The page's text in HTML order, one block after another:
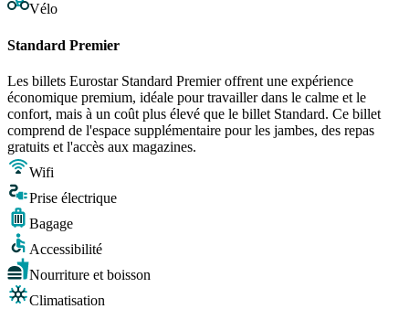
Vélo
Standard Premier
Les billets Eurostar Standard Premier offrent une expérience
économique premium, idéale pour travailler dans le calme et le
confort, mais à un coût plus élevé que le billet Standard. Ce billet
comprend de l'espace supplémentaire pour les jambes, des repas
gratuits et l'accès aux magazines.
Wifi
Prise électrique
Bagage
Accessibilité
Nourriture et boisson
Climatisation